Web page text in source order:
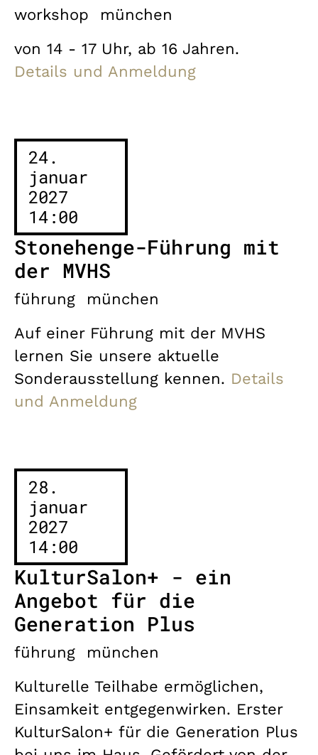
workshop
münchen
von 14 - 17 Uhr, ab 16 Jahren.
Details und Anmeldung
24.
januar
2027
14:00
Stonehenge-Führung mit
der MVHS
führung
münchen
Auf einer Führung mit der MVHS
lernen Sie unsere aktuelle
Sonderausstellung kennen. Details
und Anmeldung
28.
januar
2027
14:00
KulturSalon+ - ein
Angebot für die
Generation Plus
führung
münchen
Kulturelle Teilhabe ermöglichen,
Einsamkeit entgegenwirken. Erster
KulturSalon+ für die Generation Plus